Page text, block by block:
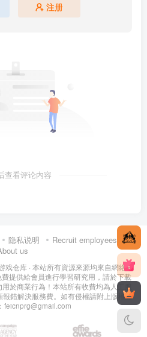
注册
查看评论内容
隐私说明
Recruit employees
us
戏仓库 · 本站所有資源來源均來自網絡分
提供給會員進行學習研究用，請於下載
於商業行為！本站所有收費均為人工服
錯解決服務費。如有侵權請附上版權證
feicnprg@gmail.com